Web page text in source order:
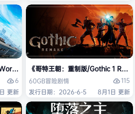
6）免安装中文版
6
更新
《哥特王朝：重制版/Gothic 1
60GB冒险剧情
115
发行日期：2026-6-5
8月1日 更新